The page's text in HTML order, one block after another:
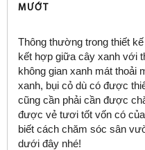
MƯỚT
Thông thường trong thiết
kết hợp giữa cây xanh với
không gian xanh mát thoải
xanh, bụi cỏ dù có được
cũng cần phải cần được
được vẻ tươi tốt vốn có
biết cách chăm sóc sân
dưới đây nhé!